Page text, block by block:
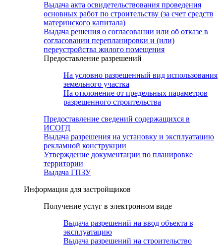
Выдача акта освидетельствования проведения
основных работ по строительству (за счет средств
материнского капитала)
Выдача решения о согласовании или об отказе в
согласовании перепланировки и (или)
переустройства жилого помещения
Предоставление разрешений
На условно разрешенный вид использования
земельного участка
На отклонение от предельных параметров
разрешенного строительства
Предоставление сведений содержащихся в
ИСОГД
Выдача разрешения на установку и эксплуатацию
рекламной конструкции
Утверждение документации по планировке
территории
Выдача ГПЗУ
Информация для застройщиков
Получение услуг в электронном виде
Выдача разрешений на ввод объекта в
эксплуатацию
Выдача разрешений на строительство